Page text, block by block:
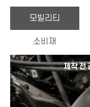
모빌리티
소비재
제작 전